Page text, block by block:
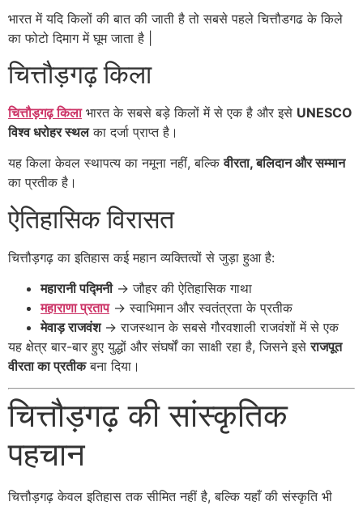
भारत में यदि किलों की बात की जाती है तो सबसे पहले चित्तौडगढ के किले
का फोटो दिमाग में घूम जाता है |
चित्तौड़गढ़ किला
चित्तौड़गढ़ किलाभारत के सबसे बड़े किलों में से एक है और इसे UNESCO
विश्व धरोहर स्थलका दर्जा प्राप्त है।
यह किला केवल स्थापत्य का नमूना नहीं, बल्किवीरता, बलिदान और सम्मान
का प्रतीक है।
ऐतिहासिक विरासत
चित्तौड़गढ़ का इतिहास कई महान व्यक्तित्वों से जुड़ा हुआ है:
महारानी पद्मिनी→ जौहर की ऐतिहासिक गाथा
महाराणा प्रताप→ स्वाभिमान और स्वतंत्रता के प्रतीक
मेवाड़ राजवंश→ राजस्थान के सबसे गौरवशाली राजवंशों में से एक
यह क्षेत्र बार-बार हुए युद्धों और संघर्षों का साक्षी रहा है, जिसने इसेराजपूत
वीरता का प्रतीकबना दिया।
चित्तौड़गढ़ की सांस्कृतिक
पहचान
चित्तौड़गढ़ केवल इतिहास तक सीमित नहीं है, बल्कि यहाँ की संस्कृति भी